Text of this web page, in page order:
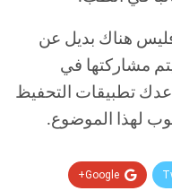
هناك بديل عن
مشاركتها في
تطبيقات التحفيظ
لهذا الموضوع.
Google+